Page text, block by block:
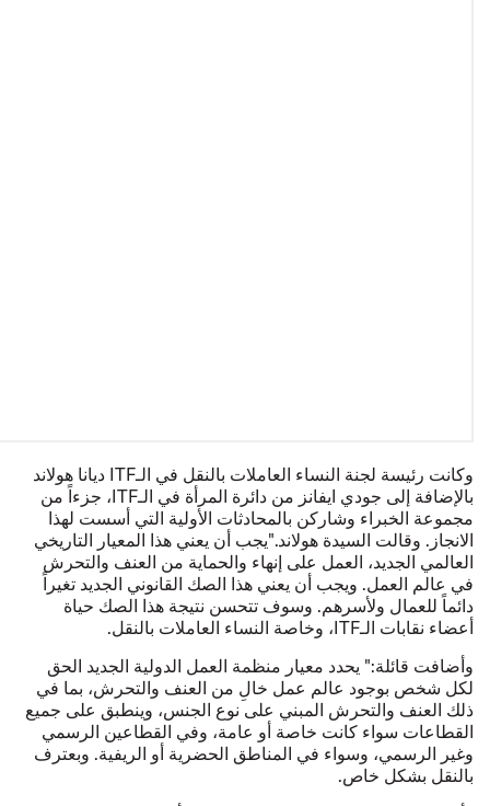
وكانت رئيسة لجنة النساء العاملات بالنقل في الـITF ديانا هولاند
بالإضافة إلى جودي ايفانز من دائرة المرأة في الـITF، جزءاً من
مجموعة الخبراء وشاركن بالمحادثات الأولية التي أسست لهذا
الانجاز. وقالت السيدة هولاند."يجب أن يعني هذا المعيار التاريخي
العالمي الجديد، العمل على إنهاء والحماية من العنف والتحرش
في عالم العمل. ويجب أن يعني هذا الصك القانوني الجديد تغيراً
دائماً للعمال ولأسرهم. وسوف تتحسن نتيجة هذا الصك حياة
أعضاء نقابات الـITF، وخاصة النساء العاملات بالنقل.
وأضافت قائلة:" يحدد معيار منظمة العمل الدولية الجديد الحق
لكل شخص بوجود عالم عمل خالِ من العنف والتحرش، بما في
ذلك العنف والتحرش المبني على نوع الجنس، وينطبق على جميع
القطاعات سواء كانت خاصة أو عامة، وفي القطاعين الرسمي
وغير الرسمي، وسواء في المناطق الحضرية أو الريفية. وبعترف
بالنقل بشكل خاص.